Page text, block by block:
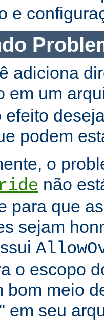
e
adiciona
em um
efeito
podem
o
não
para que
sejam
o escopo
bom meio
em seu